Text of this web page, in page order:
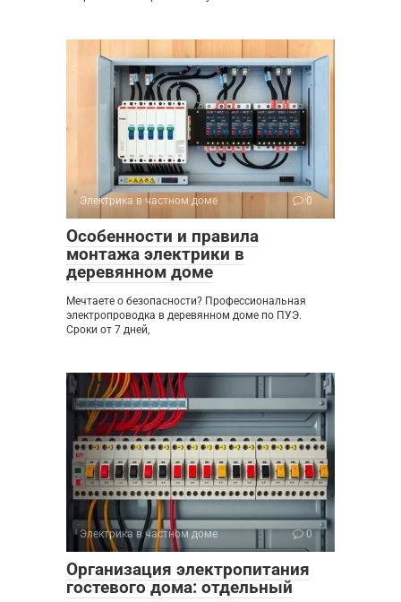
Электрика в частном доме 0
Особенности и правила
монтажа электрики в
деревянном доме
Мечтаете о безопасности? Профессиональная
электропроводка в деревянном доме по ПУЭ.
Сроки от 7 дней,
Электрика в частном доме 0
Организация электропитания
гостевого дома: отдельный